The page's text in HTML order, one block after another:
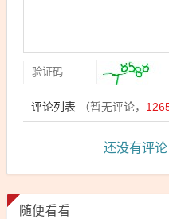
评论列表 （暂无评论，
还没有评
随便看看